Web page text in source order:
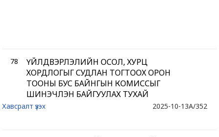
78
ҮЙЛДВЭРЛЭЛИЙН ОСОЛ, ХУРЦ
ХОРДЛОГЫГ СУДЛАН ТОГТООХ ОРОН
ТООНЫ БУС БАЙНГЫН КОМИССЫГ
ШИНЭЧЛЭН БАЙГУУЛАХ ТУХАЙ
2025-10-13A/352
Хавсралт үзэх